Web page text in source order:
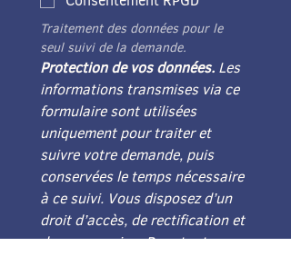
Traitement des données pour le
seul suivi de la demande.
Protection de vos données. Les
informations transmises via ce
formulaire sont utilisées
uniquement pour traiter et
suivre votre demande, puis
conservées le temps nécessaire
à ce suivi. Vous disposez d’un
droit d’accès, de rectification et
de suppression. Pour toute